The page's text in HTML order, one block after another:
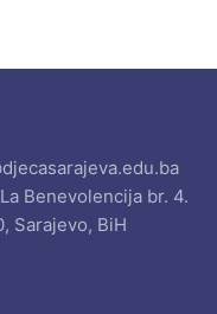
Benevolencija br. 4.
Sarajevo, BiH